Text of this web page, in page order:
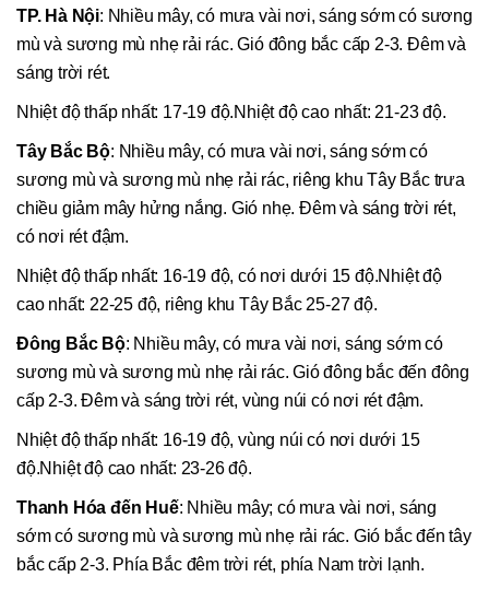
TP. Hà Nội: Nhiều mây, có mưa vài nơi, sáng sớm có sương
mù và sương mù nhẹ rải rác. Gió đông bắc cấp 2-3. Đêm và
sáng trời rét.
Nhiệt độ thấp nhất: 17-19 độ.Nhiệt độ cao nhất: 21-23 độ.
Tây Bắc Bộ: Nhiều mây, có mưa vài nơi, sáng sớm có
sương mù và sương mù nhẹ rải rác, riêng khu Tây Bắc trưa
chiều giảm mây hửng nắng. Gió nhẹ. Đêm và sáng trời rét,
có nơi rét đậm.
Nhiệt độ thấp nhất: 16-19 độ, có nơi dưới 15 độ.Nhiệt độ
cao nhất: 22-25 độ, riêng khu Tây Bắc 25-27 độ.
Đông Bắc Bộ: Nhiều mây, có mưa vài nơi, sáng sớm có
sương mù và sương mù nhẹ rải rác. Gió đông bắc đến đông
cấp 2-3. Đêm và sáng trời rét, vùng núi có nơi rét đậm.
Nhiệt độ thấp nhất: 16-19 độ, vùng núi có nơi dưới 15
độ.Nhiệt độ cao nhất: 23-26 độ.
Thanh Hóa đến Huế: Nhiều mây; có mưa vài nơi, sáng
sớm có sương mù và sương mù nhẹ rải rác. Gió bắc đến tây
bắc cấp 2-3. Phía Bắc đêm trời rét, phía Nam trời lạnh.